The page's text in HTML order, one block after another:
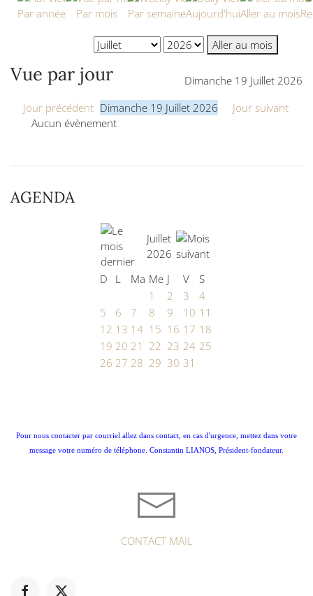
Par année Par mois Par semaineAujourd'huiAller au mois
Aller au mois
Vue par jour
Dimanche 19 Juillet 2026
Jour précédent Dimanche 19 Juillet 2026
Jour suivant
Aucun évènement
AGENDA
Juillet
2026
D
L Ma Me J V
S
1
2 3
4
5
6 7 8 9 10 11
12 13 14 15 16 17 18
19 20 21 22 23 24 25
26 27 28 29 30 31
Pour nous contacter par courriel allez dans contact, en cas d'urgence, mettez dans votre
message votre numéro de téléphone. Constantin LIANOS, Président-fondateur.
CONTACT MAIL